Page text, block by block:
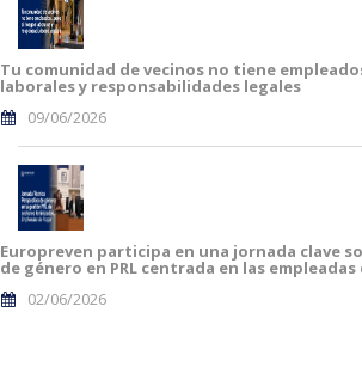
Tu comunidad de vecinos no tiene
laborales y responsabilidades legales
09/06/2026
Europreven participa en una jornada clave
de género en PRL centrada en las
02/06/2026